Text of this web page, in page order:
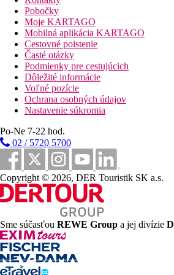
internetom (zadarmo) a trezorom (za
Vzdialenosti
300 m
Vzdialenosť k pláži
21 km
Vzdialenosť od najbližšieho letiska
Pláž
Plážová dovolenka
bazény
Ležadlá a slnečníky pri bazéne zadarmo
Fotogaléria
Pobočky
Moje KARTAGO
Mobilná aplikácia KARTAGO
Cestovné poistenie
Časté otázky
Podmienky pre cestujúcich
Dôležité informácie
Voľné pozície
Ochrana osobných údajov
Nastavenie súkromia
Po-Ne 7-22 hod.
02 / 5720 5700
Copyright © 2026, DER Touristik SK a.s.
Sme súčasťou REWE Group a jej divízie